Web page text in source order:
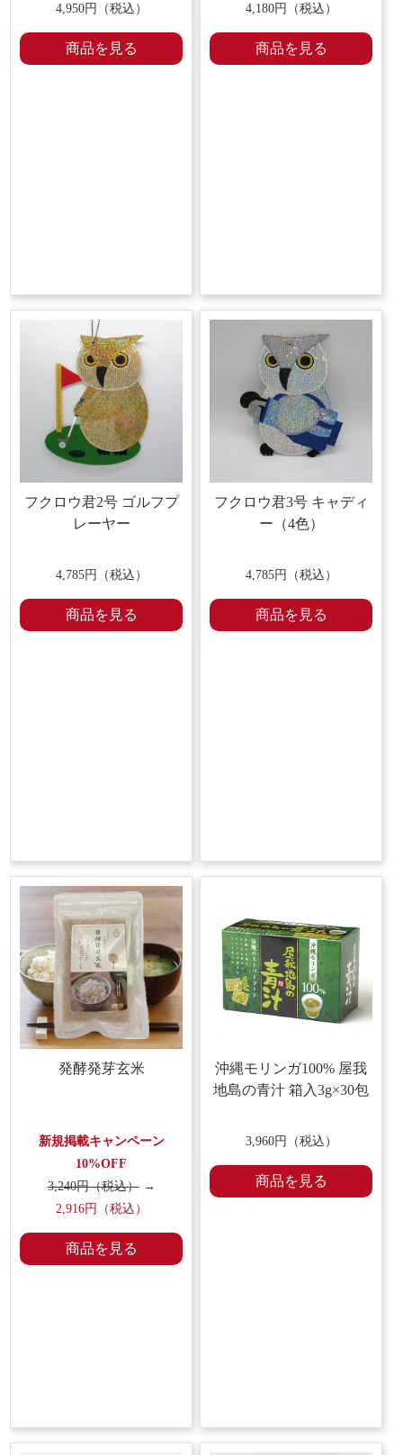
4,950円（税込）
商品を見る
4,180円（税込）
商品を見る
フクロウ君2号 ゴルフプ
レーヤー
4,785円（税込）
商品を見る
フクロウ君3号 キャディ
ー（4色）
4,785円（税込）
商品を見る
発酵発芽玄米
新規掲載キャンペーン
10%OFF
3,240円（税込）→
2,916円（税込）
商品を見る
沖縄モリンガ100% 屋我
地島の青汁 箱入3g×30包
3,960円（税込）
商品を見る